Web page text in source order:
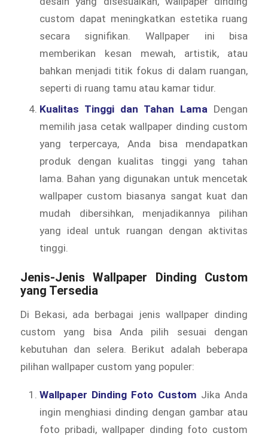
custom dapat meningkatkan estetika ruang
secara signifikan. Wallpaper ini bisa
memberikan kesan mewah, artistik, atau
bahkan menjadi titik fokus di dalam ruangan,
seperti di ruang tamu atau kamar tidur.
Kualitas Tinggi dan Tahan Lama Dengan
memilih jasa cetak wallpaper dinding custom
yang terpercaya, Anda bisa mendapatkan
produk dengan kualitas tinggi yang tahan
lama. Bahan yang digunakan untuk mencetak
wallpaper custom biasanya sangat kuat dan
mudah dibersihkan, menjadikannya pilihan
yang ideal untuk ruangan dengan aktivitas
tinggi.
Jenis-Jenis Wallpaper Dinding Custom
yang Tersedia
Di Bekasi, ada berbagai jenis wallpaper dinding
custom yang bisa Anda pilih sesuai dengan
kebutuhan dan selera. Berikut adalah beberapa
pilihan wallpaper custom yang populer:
Wallpaper Dinding Foto Custom Jika Anda
ingin menghiasi dinding dengan gambar atau
foto pribadi, wallpaper dinding foto custom